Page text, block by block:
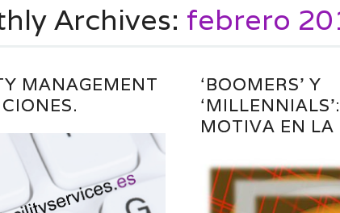
Archives: febrero
MANAGEMENT
‘BOOMERS’ Y
MOTIVA EN LA